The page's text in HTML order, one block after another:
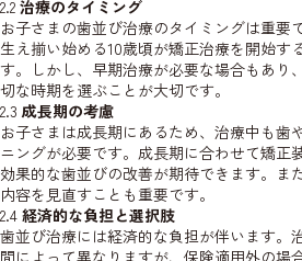
2.2 治療のタイミング
お子さまの歯並び治療のタイミングは重要
生え揃い始める10歳頃が矯正治療を開始す
す。しかし、早期治療が必要な場合もあり
切な時期を選ぶことが大切です。
2.3成長期の考慮
お子さまは成長期にあるため、治療中も歯
ニングが必要です。成長期に合わせて矯正
効果的な歯並びの改善が期待できます。ま
内容を見直すことも重要です。
2.4 経済的な負担と選択肢
歯並び治療には経済的な負担が伴います。
間によって異なりますが、保険適用外の場